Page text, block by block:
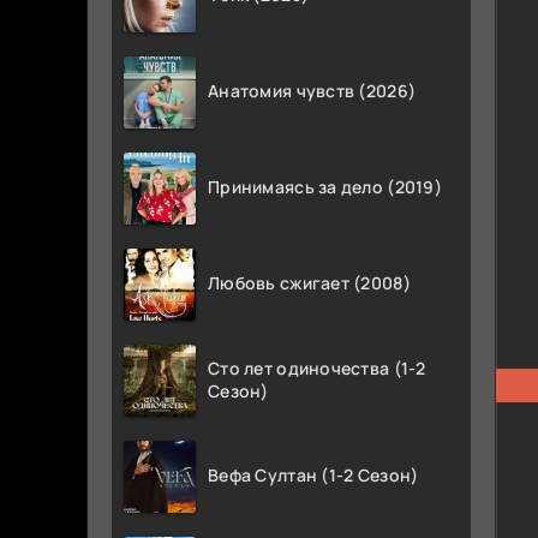
Анатомия чувств (2026)
Принимаясь за дело (2019)
Любовь сжигает (2008)
Сто лет одиночества (1-2
Сезон)
Вефа Султан (1-2 Сезон)